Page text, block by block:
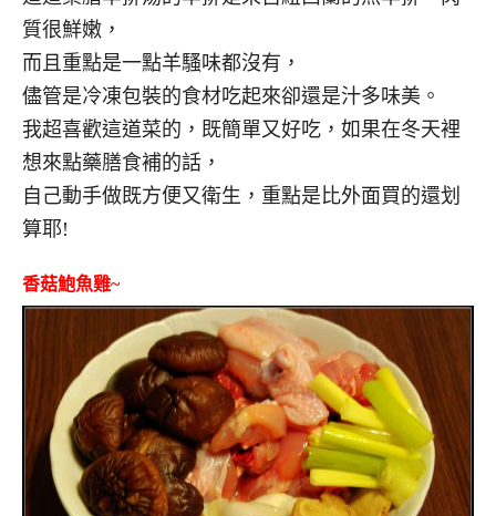
質很鮮嫩，
而且重點是一點羊騷味都沒有，
儘管是冷凍包裝的食材吃起來卻還是汁多味美。
我超喜歡這道菜的，既簡單又好吃，如果在冬天裡
想來點藥膳食補的話，
自己動手做既方便又衛生，重點是比外面買的還划
算耶!
香菇鮑魚雞~